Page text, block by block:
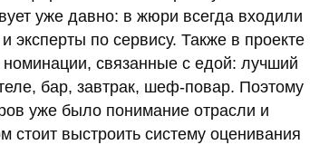
уже давно: в жюри всегда входили
эксперты по сервису. Также в проекте
связанные с едой: лучший
бар, завтрак, шеф-повар. Поэтому
уже было понимание отрасли и
стоит выстроить систему оценивания